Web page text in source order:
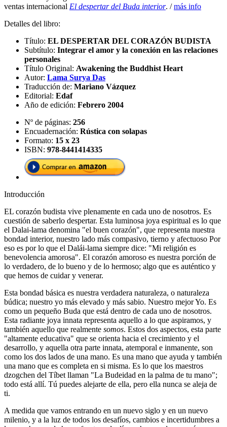
ventas internacional El despertar del Buda interior. /más info
Detalles del libro:
Título: EL DESPERTAR DEL CORAZÓN BUDISTA
Subtítulo: Integrar el amor y la conexión en las relaciones
personales
Título Original: Awakening the Buddhist Heart
Autor: Lama Surya Das
Traducción de: Mariano Vázquez
Editorial: Edaf
Año de edición: Febrero 2004
Nº de páginas: 256
Encuadernación: Rústica con solapas
Formato: 15 x 23
ISBN: 978-8441414335
Introducción
EL corazón budista vive plenamente en cada uno de nosotros. Es
cuestión de saberlo despertar. Esta luminosa joya espiritual es lo que
el Dalai-lama denomina "el buen corazón", que representa nuestra
bondad interior, nuestro lado más compasivo, tierno y afectuoso Por
eso es por lo que el Dalái-lama siempre dice: "Mi religión es
benevolencia amorosa". El corazón amoroso es nuestra porción de
lo verdadero, de lo bueno y de lo hermoso; algo que es auténtico y
que hemos de cuidar y venerar.
Esta bondad básica es nuestra verdadera naturaleza, o naturaleza
búdica; nuestro yo más elevado y más sabio. Nuestro mejor Yo. Es
como un pequeño Buda que está dentro de cada uno de nosotros.
Esta radiante joya innata representa aquello a lo que aspiramos, y
también aquello que realmente somos. Estos dos aspectos, esta parte
"altamente educativa" que se orienta hacia el crecimiento y el
desarrollo, y aquella otra parte innata, atemporal e inmanente, son
como los dos lados de una mano. Es una mano que ayuda y también
una mano que es completa en si misma. Es lo que los maestros
dzogchen del Tíbet llaman "La Budeidad en la palma de tu mano";
todo está allí. Tú puedes alejarte de ella, pero ella nunca se aleja de
ti.
A medida que vamos entrando en un nuevo siglo y en un nuevo
milenio, y a la luz de todos los desafíos, cambios e incertidumbres a